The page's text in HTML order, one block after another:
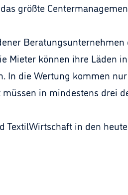
größte
Mieter können ihre Läden
die Wertung kommen
in mindestens drei
in den